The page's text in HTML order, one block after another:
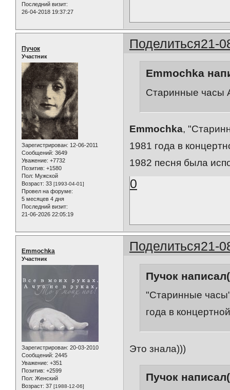
Последний визит:
26-04-2018 19:37:27
Поделиться21-
Пучок
Участник
Зарегистрирован: 12-06-2011
Сообщений: 3649
Уважение: +7732
Позитив: +1580
Пол: Мужской
Возраст: 33 [1993-04-01]
Провел на форуме:
5 месяцев 4 дня
Последний визит:
21-06-2026 22:05:19
Emmochka
Старинные часы
Emmochka,
1981 года в
1982 песня была
0
Поделиться21-
Emmochka
Участник
Зарегистрирован: 20-03-2010
Сообщений: 2445
Уважение: +351
Позитив: +2599
Пол: Женский
Возраст: 37 [1988-12-06]
Пучок
"Старинные
года в
Это знала)))
Пучок